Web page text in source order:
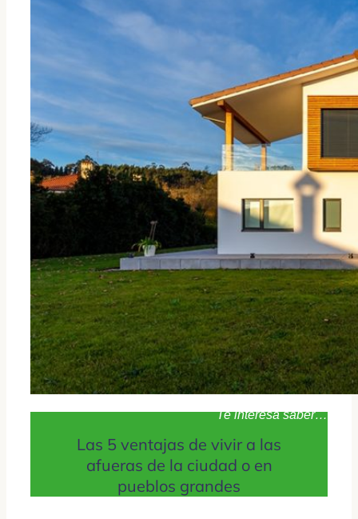
Te interesa saber…
Las 5 ventajas de vivir a las
afueras de la ciudad o en
pueblos grandes